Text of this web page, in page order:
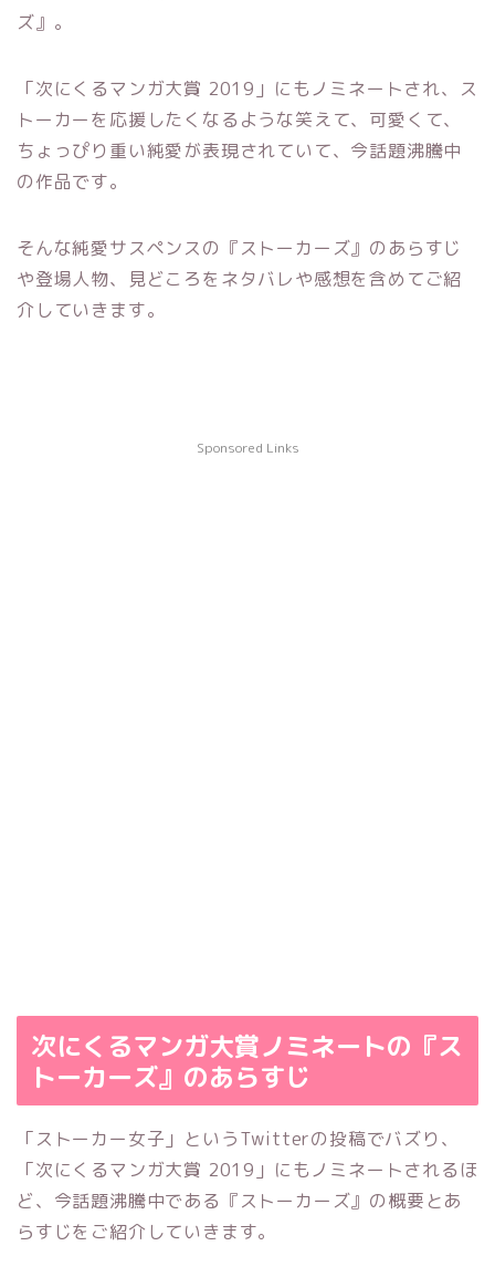
ズ』。
「次にくるマンガ大賞 2019」にもノミネートされ、ス
トーカーを応援したくなるような笑えて、可愛くて、
ちょっぴり重い純愛が表現されていて、今話題沸騰中
の作品です。
そんな純愛サスペンスの『ストーカーズ』のあらすじ
や登場人物、見どころをネタバレや感想を含めてご紹
介していきます。
Sponsored Links
次にくるマンガ大賞ノミネートの『ス
トーカーズ』のあらすじ
「ストーカー女子」というTwitterの投稿でバズり、
「次にくるマンガ大賞 2019」にもノミネートされるほ
ど、今話題沸騰中である『ストーカーズ』の概要とあ
らすじをご紹介していきます。